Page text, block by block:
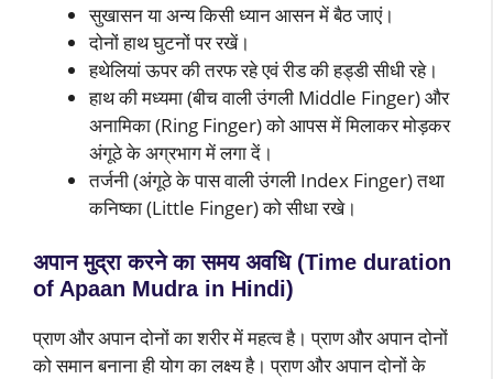
सुखासन या अन्य किसी ध्यान आसन में बैठ जाएं।
दोनों हाथ घुटनों पर रखें।
हथेलियां ऊपर की तरफ रहे एवं रीड की हड्डी सीधी रहे।
हाथ की मध्यमा (बीच वाली उंगली Middle Finger) और
अनामिका (Ring Finger) को आपस में मिलाकर मोड़कर
अंगूठे के अग्रभाग में लगा दें।
तर्जनी (अंगूठे के पास वाली उंगली Index Finger) तथा
कनिष्का (Little Finger) को सीधा रखे।
अपान मुद्रा करने का समय अवधि (Time duration
of Apaan Mudra in Hindi)
प्राण और अपान दोनों का शरीर में महत्व है। प्राण और अपान दोनों
को समान बनाना ही योग का लक्ष्य है। प्राण और अपान दोनों के